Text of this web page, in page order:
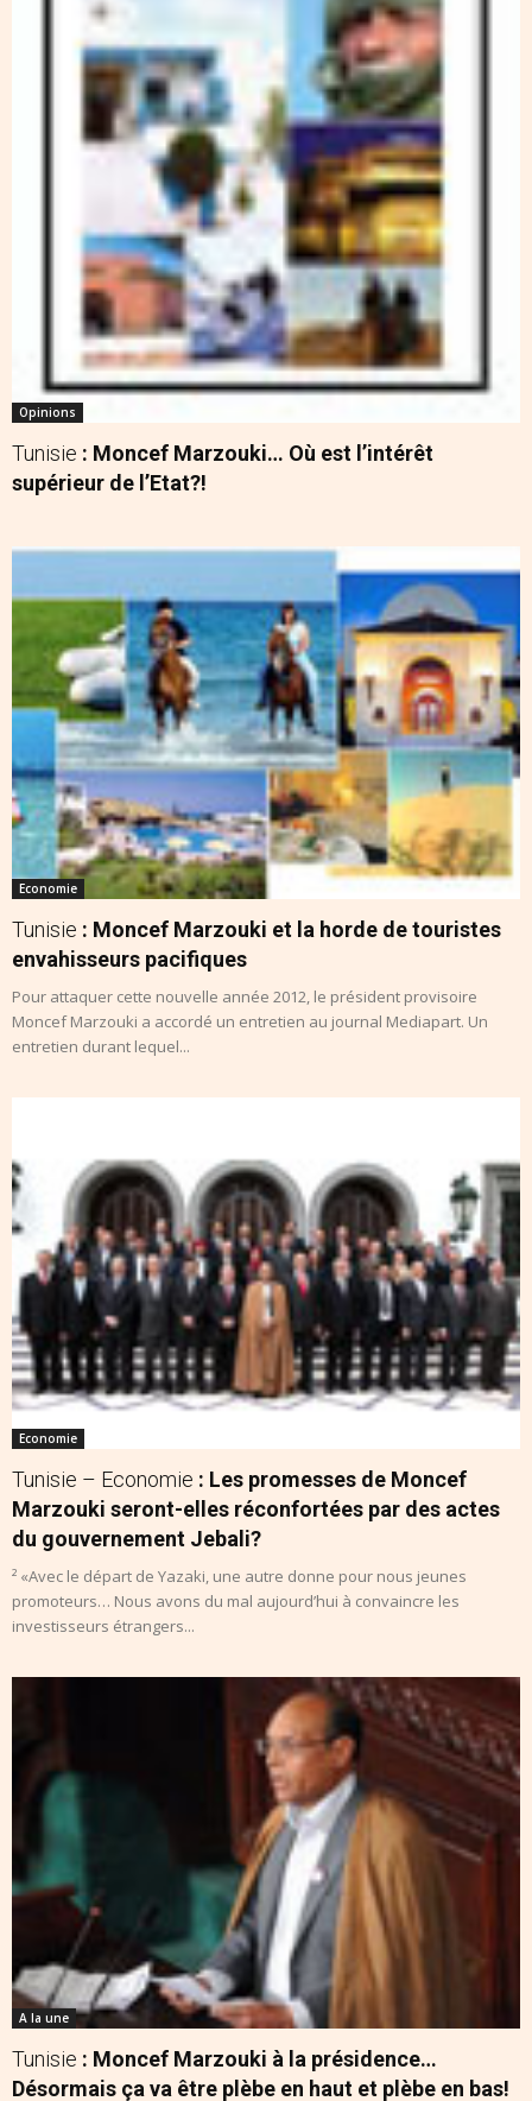
Opinions
Tunisie : Moncef Marzouki… Où est l’intérêt
supérieur de l’Etat?!
Economie
Tunisie : Moncef Marzouki et la horde de touristes
envahisseurs pacifiques
Pour attaquer cette nouvelle année 2012, le président provisoire
Moncef Marzouki a accordé un entretien au journal Mediapart. Un
entretien durant lequel...
Economie
Tunisie – Economie : Les promesses de Moncef
Marzouki seront-elles réconfortées par des actes
du gouvernement Jebali?
² «Avec le départ de Yazaki, une autre donne pour nous jeunes
promoteurs… Nous avons du mal aujourd’hui à convaincre les
investisseurs étrangers...
A la une
Tunisie : Moncef Marzouki à la présidence…
Désormais ça va être plèbe en haut et plèbe en bas!